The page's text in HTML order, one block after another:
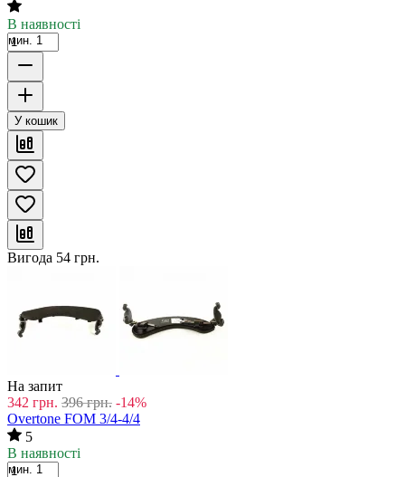
В наявності
мин. 1
У кошик
Вигода 54 грн.
На запит
342 грн. 396 грн. -14%
Overtone FOM 3/4-4/4
5
В наявності
мин. 1